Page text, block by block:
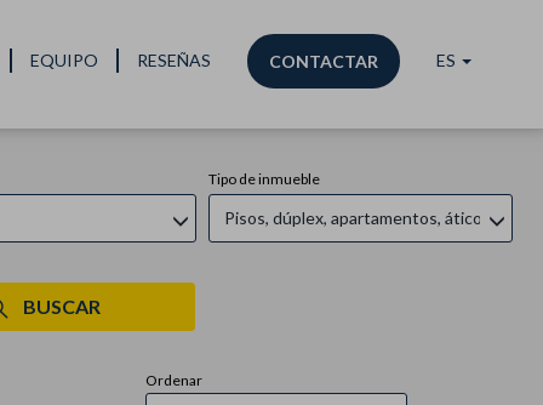
EQUIPO RESEÑAS CONTACTAR ES
Tipo de inmueble
Pisos, dúplex, apartamentos, áticos
BUSCAR
Ordenar